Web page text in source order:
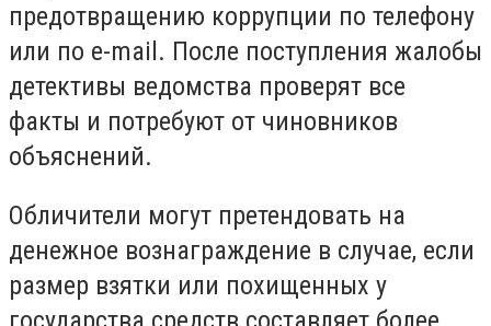
предотвращению коррупции по телефону
или по е-mail. После поступления жалобы
детективы ведомства проверят все
факты и потребуют от чиновников
объяснений.
Обличители могут претендовать на
денежное вознаграждение в случае, если
размер взятки или похищенных у